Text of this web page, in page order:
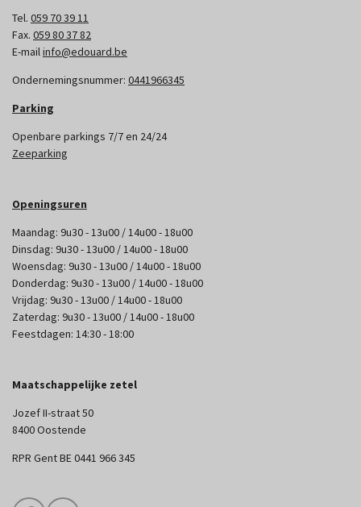
Tel. 059 70 39 11
Fax. 059 80 37 82
E-mailinfo@edouard.be
Ondernemingsnummer: 0441966345
Parking
Openbare parkings 7/7 en 24/24
Zeeparking
Openingsuren
Maandag: 9u30 - 13u00 / 14u00 - 18u00
Dinsdag: 9u30 - 13u00 / 14u00 - 18u00
Woensdag: 9u30 - 13u00 / 14u00 - 18u00
Donderdag: 9u30 - 13u00 / 14u00 - 18u00
Vrijdag: 9u30 - 13u00 / 14u00 - 18u00
Zaterdag: 9u30 - 13u00 / 14u00 - 18u00
Feestdagen: 14:30 - 18:00
Maatschappelijke zetel
Jozef II-straat 50
8400 Oostende
RPR Gent BE 0441 966 345